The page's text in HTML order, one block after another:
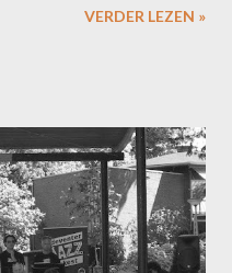
VERDER LEZEN »